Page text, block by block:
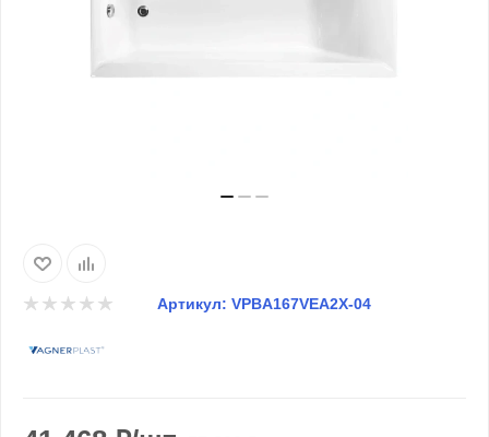
Артикул: VPBA167VEA2X-04